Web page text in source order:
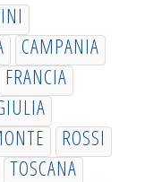
CAMPANIA
FRANCIA
ROSSI
TOSCANA